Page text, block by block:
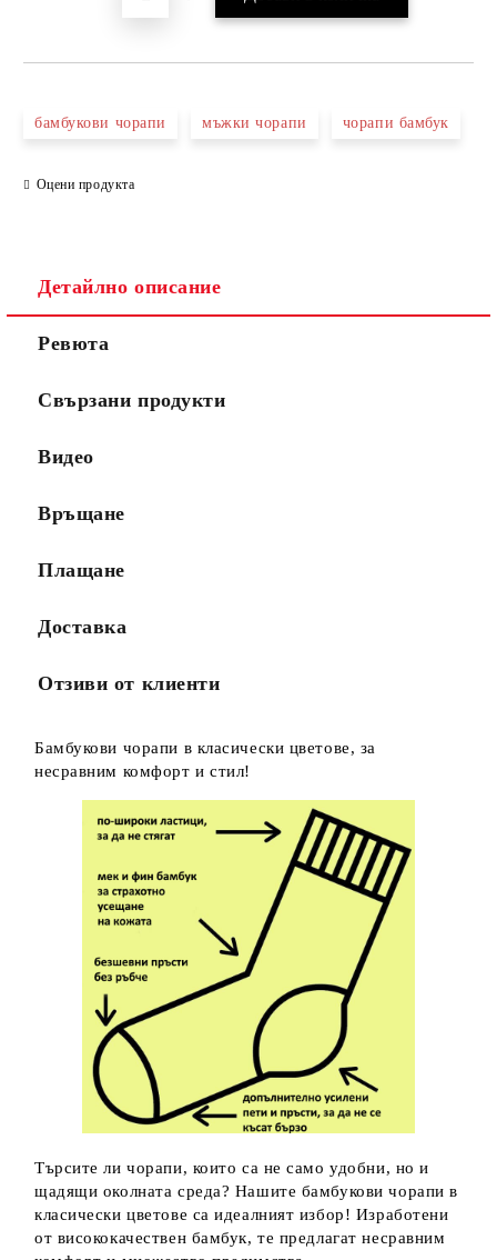
бамбукови чорапи мъжки чорапи чорапи бамбук
Оцени продукта
Детайлно описание
Ревюта
Свързани продукти
Видео
Връщане
Плащане
Доставка
Отзиви от клиенти
Бамбукови чорапи в класически цветове, за
несравним комфорт и стил!
Търсите ли чорапи, които са не само удобни, но и
щадящи околната среда? Нашите бамбукови чорапи в
класически цветове са идеалният избор! Изработени
от висококачествен бамбук, те предлагат несравним